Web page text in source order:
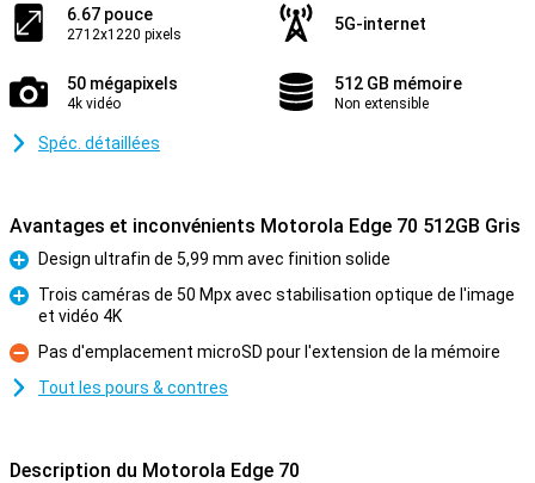
6.67 pouce
2712x1220 pixels
5G-internet
50 mégapixels
4k vidéo
512 GB mémoire
Non extensible
Spéc. détaillées
Avantages et inconvénients Motorola Edge 70 512GB Gris
Pour
Design ultrafin de 5,99 mm avec finition solide
Pour
Trois caméras de 50 Mpx avec stabilisation optique de l'image
et vidéo 4K
Contre
Pas d'emplacement microSD pour l'extension de la mémoire
Tout les pours & contres
Description du Motorola Edge 70